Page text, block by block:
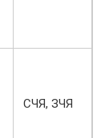
СЧЯ, ЗЧЯ